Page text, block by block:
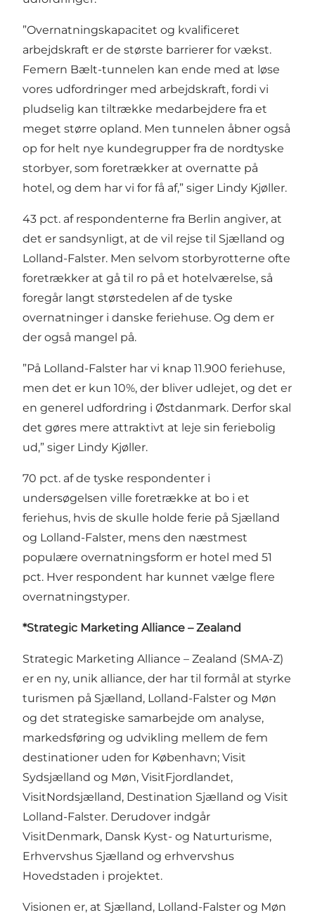
”Overnatningskapacitet og kvalificeret
arbejdskraft er de største barrierer for vækst.
Femern Bælt-tunnelen kan ende med at løse
vores udfordringer med arbejdskraft, fordi vi
pludselig kan tiltrække medarbejdere fra et
meget større opland. Men tunnelen åbner også
op for helt nye kundegrupper fra de nordtyske
storbyer, som foretrækker at overnatte på
hotel, og dem har vi for få af,” siger Lindy Kjøller.
43 pct. af respondenterne fra Berlin angiver, at
det er sandsynligt, at de vil rejse til Sjælland og
Lolland-Falster. Men selvom storbyrotterne ofte
foretrækker at gå til ro på et hotelværelse, så
foregår langt størstedelen af de tyske
overnatninger i danske feriehuse. Og dem er
der også mangel på.
”På Lolland-Falster har vi knap 11.900 feriehuse,
men det er kun 10%, der bliver udlejet, og det er
en generel udfordring i Østdanmark. Derfor skal
det gøres mere attraktivt at leje sin feriebolig
ud,” siger Lindy Kjøller.
70 pct. af de tyske respondenter i
undersøgelsen ville foretrække at bo i et
feriehus, hvis de skulle holde ferie på Sjælland
og Lolland-Falster, mens den næstmest
populære overnatningsform er hotel med 51
pct. Hver respondent har kunnet vælge flere
overnatningstyper.
*Strategic Marketing Alliance – Zealand
Strategic Marketing Alliance – Zealand (SMA-Z)
er en ny, unik alliance, der har til formål at styrke
turismen på Sjælland, Lolland-Falster og Møn
og det strategiske samarbejde om analyse,
markedsføring og udvikling mellem de fem
destinationer uden for København; Visit
Sydsjælland og Møn, VisitFjordlandet,
VisitNordsjælland, Destination Sjælland og Visit
Lolland-Falster. Derudover indgår
VisitDenmark, Dansk Kyst- og Naturturisme,
Erhvervshus Sjælland og erhvervshus
Hovedstaden i projektet.
Visionen er, at Sjælland, Lolland-Falster og Møn